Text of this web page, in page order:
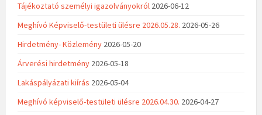
Tájékoztató személyi igazolványokról 2026-06-12
Meghívó Képviselő-testületi ülésre 2026.05.28. 2026-05-26
Hirdetmény- Közlemény 2026-05-20
Árverési hirdetmény 2026-05-18
Lakáspályázati kiírás 2026-05-04
Meghívó képviselő-testületi ülésre 2026.04.30. 2026-04-27